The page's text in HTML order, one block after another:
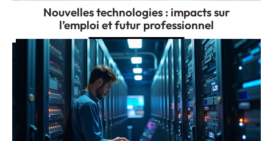
Nouvelles technologies : impacts sur
l’emploi et futur professionnel